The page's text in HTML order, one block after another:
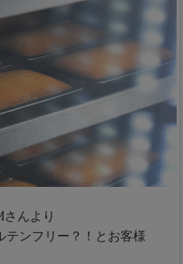
さんより
テンフリー？！とお客様